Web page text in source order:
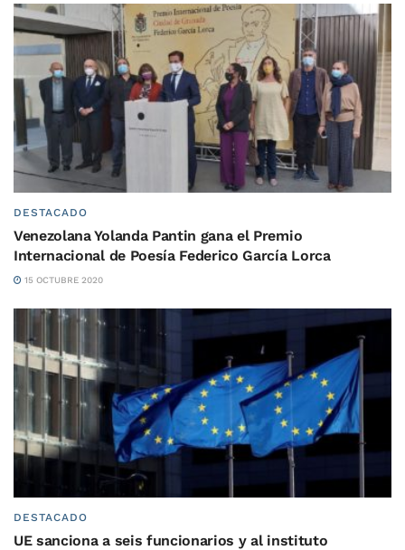
DESTACADO
Venezolana Yolanda Pantin gana el Premio
Internacional de Poesía Federico García Lorca
15 OCTUBRE 2020
DESTACADO
UE sanciona a seis funcionarios y al instituto